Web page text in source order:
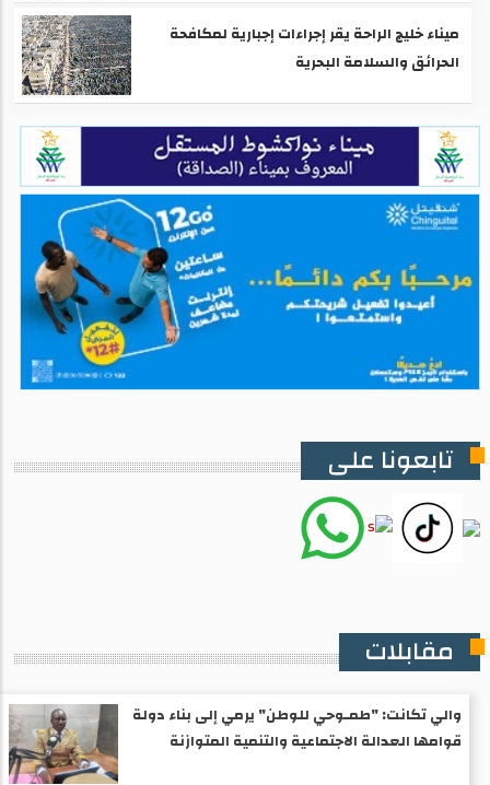
ميناء خليج الراحة يقر إجراءات إجبارية لمكافحة
الحرائق والسلامة البحرية
تابعونا على
مقابلات
والي تكانت: "طمـوحي للوطن" يرمي إلى بناء دولة
قوامها العدالة الاجتماعية والتنمية المتوازنة